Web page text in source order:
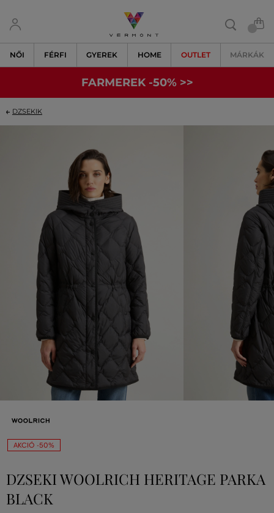
NŐI FÉRFI GYEREK HOME OUTLET MÁRKÁK
FARMEREK -50% >>
DZSEKIK
AKCIÓ -50%
DZSEKI WOOLRICH HERITAGE PARKA
BLACK